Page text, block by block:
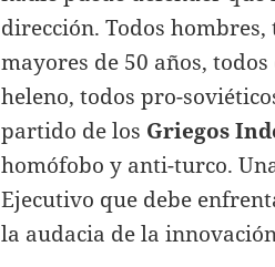
dirección. Todos
mayores de 50 años,
heleno, todos pro-
partido de los Griegos
homófobo y anti-turco.
Ejecutivo que debe
la audacia de la